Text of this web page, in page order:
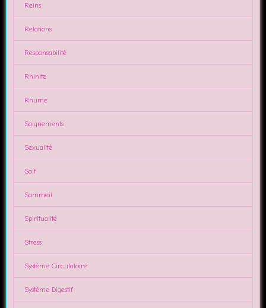
Reins
Relations
Responsabilité
Rhinite
Rhume
Saignements
Sexualité
Soif
Sommeil
Spiritualité
Stress
Système Circulatoire
Système Digestif